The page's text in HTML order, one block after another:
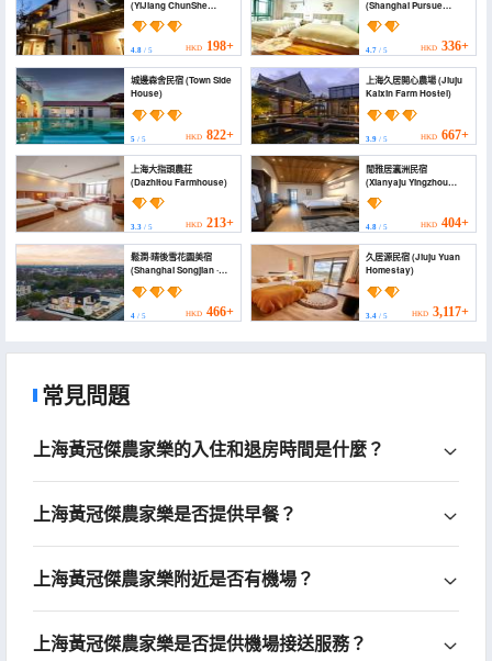
(YiJiang ChunShe
Guesthouse)
4.8 / 5 HKD 198+
(Shanghai Pursue
Aftertaste Homestay)
4.7/ 5 HKD 336+
城邊森舍民宿 (Town Side
House)
5 / 5 HKD 822+
上海久居開心農場 (Jiuju
Kaixin Farm Hostel)
3.9/ 5 HKD 667+
上海大指頭農莊
(Dazhitou Farmhouse)
3.3 / 5 HKD 213+
閒雅居瀛洲民宿
(Xianyaju Yingzhou
Homestay)
4.8/ 5 HKD 404+
鬆澗·晴後雪花園美宿
(Shanghai Songjian ·
Qinghouxue Homestay)
4 / 5 HKD 466+
久居源民宿 (Jiuju Yuan
Homestay)
3.4/ 5 HKD 3,117+
常見問題
上海黃冠傑農家樂的入住和退房時間是什麼？
上海黃冠傑農家樂是否提供早餐？
上海黃冠傑農家樂附近是否有機場？
上海黃冠傑農家樂是否提供機場接送服務？